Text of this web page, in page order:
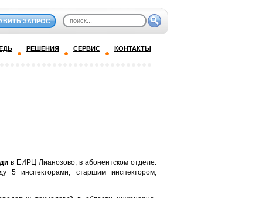
ЗАПРОС
РЕШЕНИЯ СЕРВИС КОНТАКТЫ
в ЕИРЦ Лианозово, в абонентском отделе.
5 инспекторами, старшим инспектором,